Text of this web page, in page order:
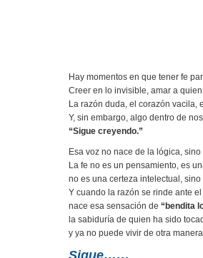
Hay momentos en que tener fe
Creer en lo invisible, amar a
La razón duda, el corazón vacila,
Y, sin embargo, algo dentro de
“Sigue creyendo.”
Esa voz no nace de la lógica, sino
La fe no es un pensamiento, es
no es una certeza intelectual,
Y cuando la razón se rinde ante
nace esa sensación de “bendita
la sabiduría de quien ha sido
y ya no puede vivir de otra